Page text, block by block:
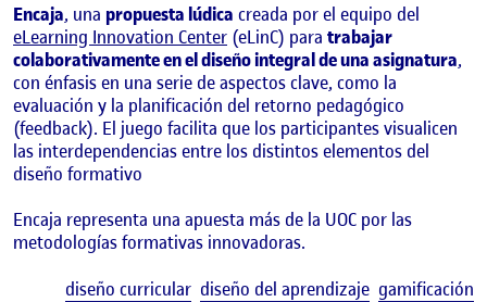
Encaja, una propuesta lúdica creada por el equipo del
eLearning Innovation Center (eLinC) para trabajar
colaborativamente en el diseño integral de una asignatura,
con énfasis en una serie de aspectos clave, como la
evaluación y la planificación del retorno pedagógico
(feedback). El juego facilita que los participantes visualicen
las interdependencias entre los distintos elementos del
diseño formativo
Encaja representa una apuesta más de la UOC por las
metodologías formativas innovadoras.
diseño curricular diseño del aprendizaje gamificación